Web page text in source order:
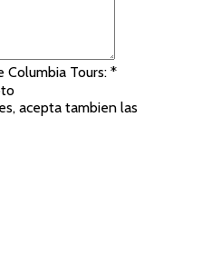
Columbia Tours: *
acepta tambien las